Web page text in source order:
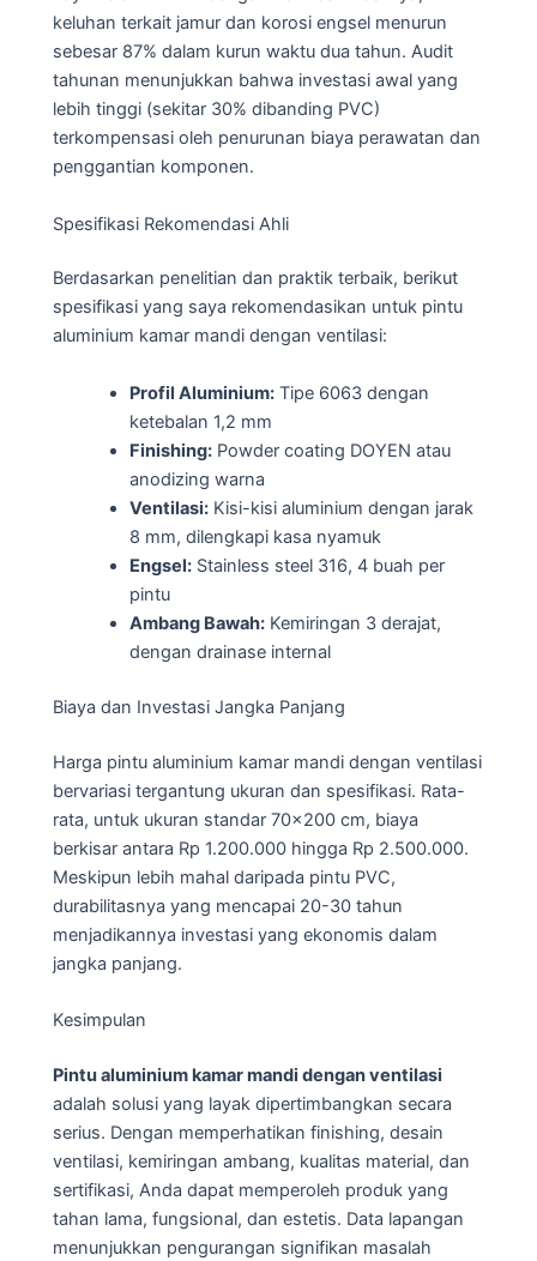
keluhan terkait jamur dan korosi engsel menurun
sebesar 87% dalam kurun waktu dua tahun. Audit
tahunan menunjukkan bahwa investasi awal yang
lebih tinggi (sekitar 30% dibanding PVC)
terkompensasi oleh penurunan biaya perawatan dan
penggantian komponen.
Spesifikasi Rekomendasi Ahli
Berdasarkan penelitian dan praktik terbaik, berikut
spesifikasi yang saya rekomendasikan untuk pintu
aluminium kamar mandi dengan ventilasi:
Profil Aluminium:Tipe 6063 dengan
ketebalan 1,2 mm
Finishing:Powder coating DOYEN atau
anodizing warna
Ventilasi:Kisi-kisi aluminium dengan jarak
8 mm, dilengkapi kasa nyamuk
Engsel:Stainless steel 316, 4 buah per
pintu
Ambang Bawah:Kemiringan 3 derajat,
dengan drainase internal
Biaya dan Investasi Jangka Panjang
Harga pintu aluminium kamar mandi dengan ventilasi
bervariasi tergantung ukuran dan spesifikasi. Rata-
rata, untuk ukuran standar 70×200 cm, biaya
berkisar antara Rp 1.200.000 hingga Rp 2.500.000.
Meskipun lebih mahal daripada pintu PVC,
durabilitasnya yang mencapai 20-30 tahun
menjadikannya investasi yang ekonomis dalam
jangka panjang.
Kesimpulan
Pintu aluminium kamar mandi dengan ventilasi
adalah solusi yang layak dipertimbangkan secara
serius. Dengan memperhatikan finishing, desain
ventilasi, kemiringan ambang, kualitas material, dan
sertifikasi, Anda dapat memperoleh produk yang
tahan lama, fungsional, dan estetis. Data lapangan
menunjukkan pengurangan signifikan masalah